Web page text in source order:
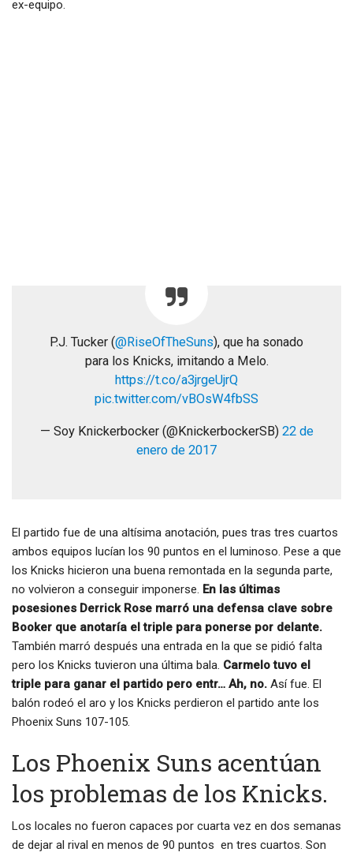
ex-equipo.
P.J. Tucker (@RiseOfTheSuns), que ha sonado
para los Knicks, imitando a Melo.
https://t.co/a3jrgeUjrQ
pic.twitter.com/vBOsW4fbSS
— Soy Knickerbocker (@KnickerbockerSB) 22 de
enero de 2017
El partido fue de una altísima anotación, pues tras tres cuartos
ambos equipos lucían los 90 puntos en el luminoso. Pese a que
los Knicks hicieron una buena remontada en la segunda parte,
no volvieron a conseguir imponerse. En las últimas
posesiones Derrick Rose marró una defensa clave sobre
Booker que anotaría el triple para ponerse por delante.
También marró después una entrada en la que se pidió falta
pero los Knicks tuvieron una última bala. Carmelo tuvo el
triple para ganar el partido pero entr… Ah, no. Así fue. El
balón rodeó el aro y los Knicks perdieron el partido ante los
Phoenix Suns 107-105.
Los Phoenix Suns acentúan
los problemas de los Knicks.
Los locales no fueron capaces por cuarta vez en dos semanas
de dejar al rival en menos de 90 puntos en tres cuartos. Son